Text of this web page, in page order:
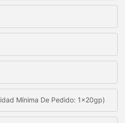
Mínima De Pedido: 1x20gp)